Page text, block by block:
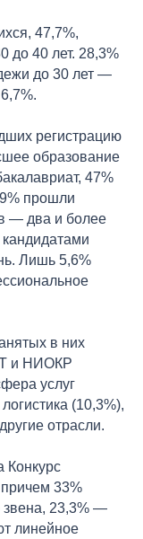
47,7%,
до 40 лет. 28,3%
до 30 лет —
регистрацию
образование
47%
прошли
— два и более
Лишь 5,6%
в них
и НИОКР
услуг
(10,3%),
отрасли.
Конкурс
33%
звена, 23,3% —
линейное